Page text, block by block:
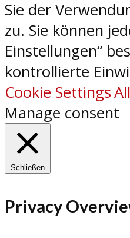
Sie der
zu. Sie können
Einstellungen“
kontrollierte
Cookie Settings
Manage consent
Schließen
Privacy